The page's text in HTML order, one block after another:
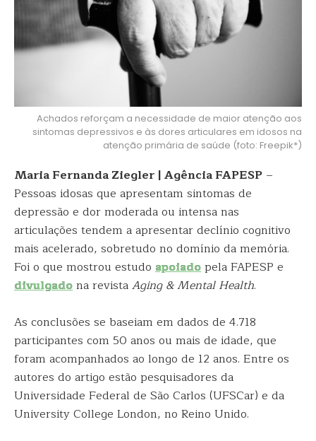
Achados reforçam a necessidade de maior atenção aos
sintomas depressivos e às dores articulares em idosos na
atenção primária de saúde (foto: Freepik*)
Maria Fernanda Ziegler | Agência FAPESP –
Pessoas idosas que apresentam sintomas de
depressão e dor moderada ou intensa nas
articulações tendem a apresentar declínio cognitivo
mais acelerado, sobretudo no domínio da memória.
Foi o que mostrou estudo apoiadopela FAPESP e
divulgadona revistaAging & Mental Health.
As conclusões se baseiam em dados de 4.718
participantes com 50 anos ou mais de idade, que
foram acompanhados ao longo de 12 anos. Entre os
autores do artigo estão pesquisadores da
Universidade Federal de São Carlos (UFSCar) e da
University College London, no Reino Unido.